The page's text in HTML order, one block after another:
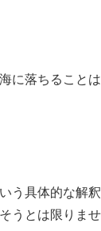
に落ちること
う具体的な解
うとは限りませ